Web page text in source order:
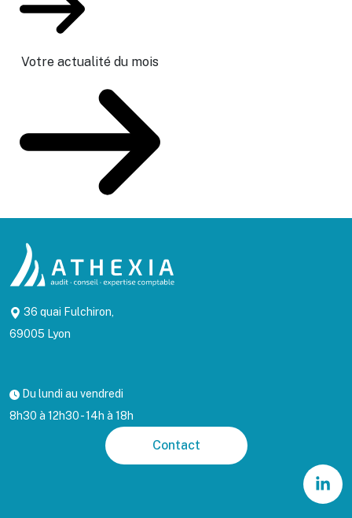
Votre actualité du mois
36 quai Fulchiron,
69005 Lyon
Du lundi au vendredi
8h30 à 12h30 - 14h à 18h
Contact